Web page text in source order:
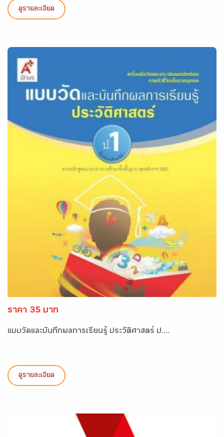
ดูรายละเอียด
ราคา 35 บาท
แบบวัดและบันทึกผลการเรียนรู้ ประวัติศาสตร์ ป....
ดูรายละเอียด